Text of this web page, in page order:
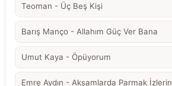
Teoman - Üç Beş Kişi
Barış Manço - Allahım Güç Ver Bana
Umut Kaya - Öpüyorum
Emre Aydın - Akşamlarda Parmak İzlerin